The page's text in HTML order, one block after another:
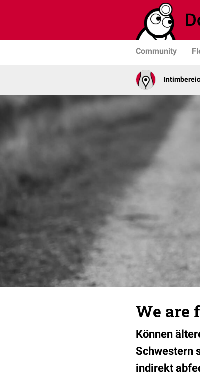
Community
We are
Können
Schwestern
indirekt